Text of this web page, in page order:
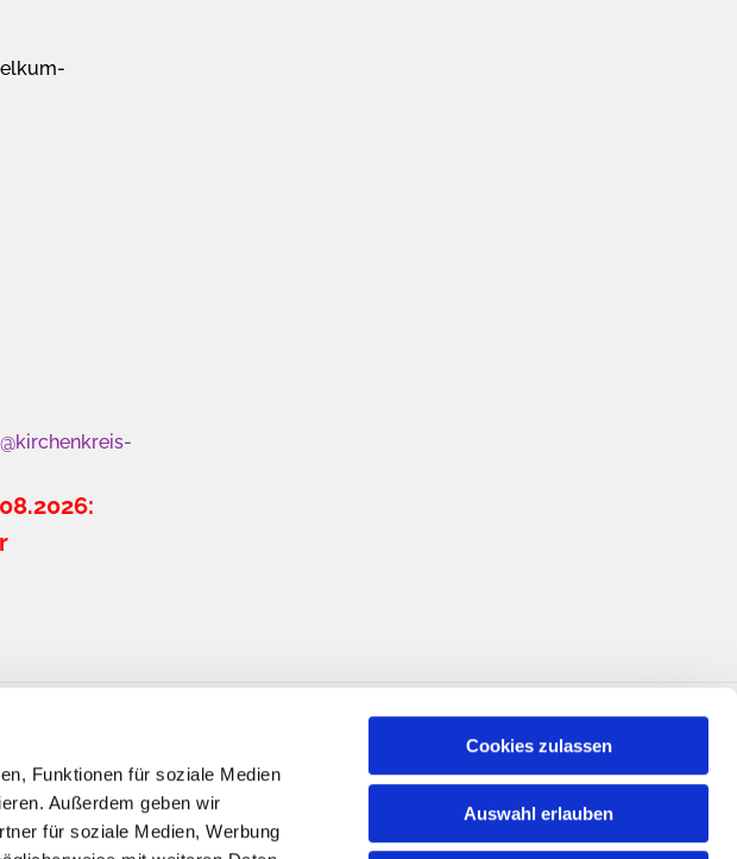
Funktionen für soziale Medien
Außerdem geben wir
für soziale Medien, Werbung
Cookies zulassen
Auswahl erlauben